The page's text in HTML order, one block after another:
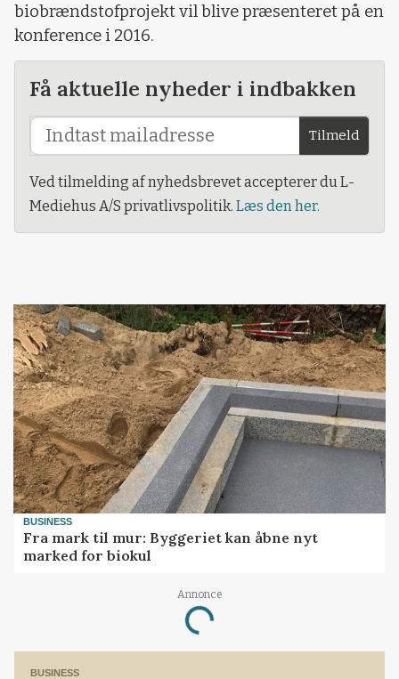
biobrændstofprojekt vil blive præsenteret på en
konference i 2016.
Få aktuelle nyheder i indbakken
Tilmeld
Ved tilmelding af nyhedsbrevet accepterer du L-
Mediehus A/S privatlivspolitik. Læs den her.
BUSINESS
Fra mark til mur: Byggeriet kan åbne nyt
marked for biokul
Annonce
Loading...
BUSINESS